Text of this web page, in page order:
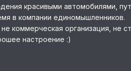
красивыми автомобилями,
в компании единомышленников.
коммерческая организация, не
настроение :)